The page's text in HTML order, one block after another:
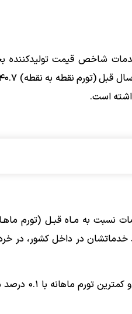
شاخص قیمت
در این ماه بیش­ترین تورم ماهانه با ۷.۲ درصد مربوط